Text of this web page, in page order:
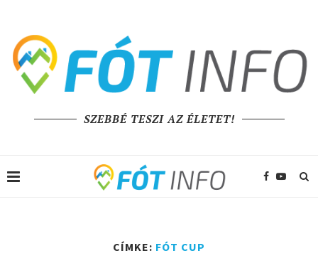
SZEBBÉ TESZI AZ ÉLETET!
CÍMKE: FÓT CUP